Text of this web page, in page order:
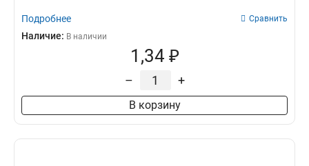
Подробнее Сравнить
Наличие: В наличии
1,34 ₽
– +
В корзину